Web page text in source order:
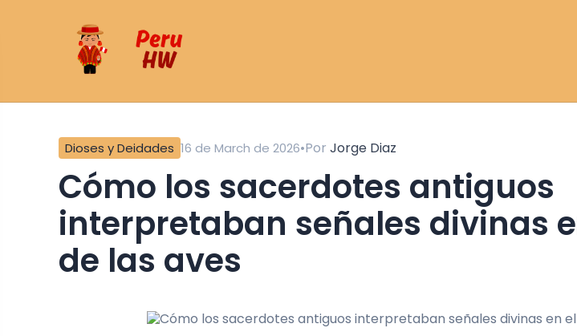
Dioses y Deidades 16 de March de 2026•Por Jorge Diaz
Cómo los sacerdotes antiguos
interpretaban señales divinas
de las aves